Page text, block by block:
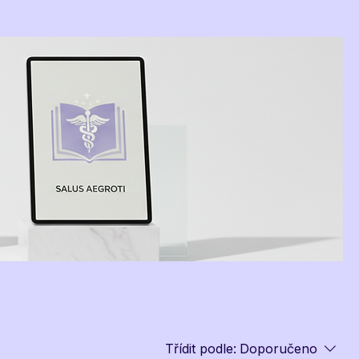
Třídit podle: Doporučeno